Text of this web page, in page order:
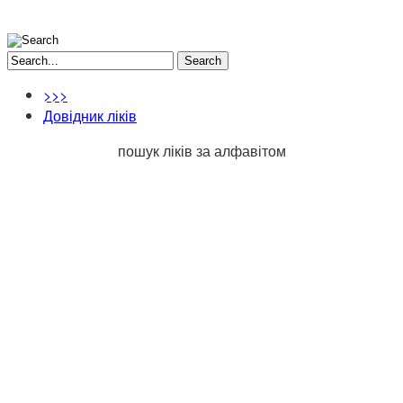
Search
>>>
Довідник ліків
пошук ліків за алфавітом